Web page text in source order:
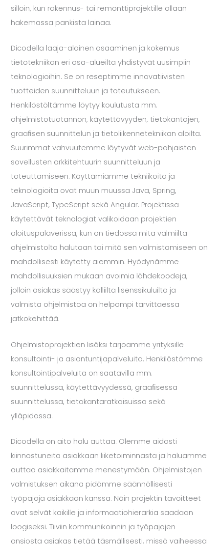
silloin, kun rakennus- tai remonttiprojektille ollaan
hakemassa pankista lainaa.
Dicodella laaja-alainen osaaminen ja kokemus
tietotekniikan eri osa-alueilta yhdistyvät uusimpiin
teknologioihin. Se on reseptimme innovatiivisten
tuotteiden suunnitteluun ja toteutukseen.
Henkilöstöltämme löytyy koulutusta mm.
ohjelmistotuotannon, käytettävyyden, tietokantojen,
graaﬁsen suunnittelun ja tietoliikennetekniikan aloilta.
Suurimmat vahvuutemme löytyvät web-pohjaisten
sovellusten arkkitehtuurin suunnitteluun ja
toteuttamiseen. Käyttämiämme tekniikoita ja
teknologioita ovat muun muussa Java, Spring,
JavaScript, TypeScript sekä Angular. Projektissa
käytettävät teknologiat valikoidaan projektien
aloituspalaverissa, kun on tiedossa mitä valmiilta
ohjelmistolta halutaan tai mitä sen valmistamiseen on
mahdollisesti käytetty aiemmin. Hyödynämme
mahdollisuuksien mukaan avoimia lähdekoodeja,
jolloin asiakas säästyy kalliilta lisenssikuluilta ja
valmista ohjelmistoa on helpompi tarvittaessa
jatkokehittää.
Ohjelmistoprojektien lisäksi tarjoamme yrityksille
konsultointi- ja asiantuntijapalveluita. Henkilöstömme
konsultointipalveluita on saatavilla mm.
suunnittelussa, käytettävyydessä, graaﬁsessa
suunnittelussa, tietokantaratkaisuissa sekä
ylläpidossa.
Dicodella on aito halu auttaa. Olemme aidosti
kiinnostuneita asiakkaan liiketoiminnasta ja haluamme
auttaa asiakkaitamme menestymään. Ohjelmistojen
valmistuksen aikana pidämme säännöllisesti
työpajoja asiakkaan kanssa. Näin projektin tavoitteet
ovat selvät kaikille ja informaatiohierarkia saadaan
loogiseksi. Tiiviin kommunikoinnin ja työpajojen
ansiosta asiakas tietää täsmällisesti, missä vaiheessa